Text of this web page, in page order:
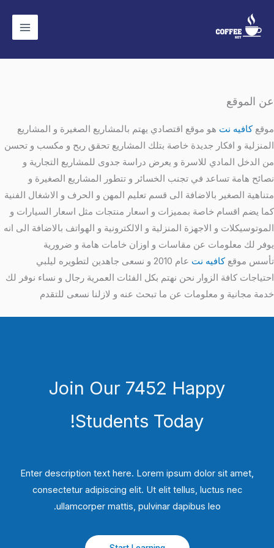
المحتوى
عن الموقع
موقعكافيه نت هو موقع اقتصادي يهتم بالمشاريع الصغيرة و المشاريع
المنزلية و افكار جديدة خاصة بتلك المشاريع تحقق ربح و مكسب و تحسن
من الدخل المادي للاسرة و يعرض دراسة جدوى للمشاريع التجارية و
نصائح هامة تساعد في تجنب الخسائر و تتطور المشاريع الصغيرة و
متناهية الصغير بالاضافة الى قسم تعليم المهن و الحرف و الاشغال الفنية
كما يضم اقسام خاصة بمميزات و اسعار منتجات مثل اسعار السيارات و
الموتوسيكلات و الاجهزة المنزلية و الالكترونية و الهواتف بالاضافة الى انه
يوفر لك معلومات عن مقاسات و اوزان خامات هامة و ضرورية
تأسس موقعكافيه نت
عام 2010 و نسعى جاهدين لتطويره ليلبي
احتياجات كافة الزوار نحن نهتم بكل الفئات العمرية رجال و نساء نوفر لك
خدمة مجانية و معلومات عن ما تبحث عنه و لازلنا نسعى للتقدم
Join Our 7452 Happy
Students​ Today!
Enter description text here. Lorem ipsum dolor sit amet,
consectetur adipiscing elit. Ut elit tellus, luctus nec
ullamcorper mattis, pulvinar dapibus leo.​